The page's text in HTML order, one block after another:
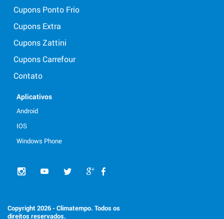
Cupons Ponto Frio
Cupons Extra
Cupons Zattini
Cupons Carrefour
Contato
Aplicativos
Android
IOS
Windows Phone
Copyright 2026 - Climatempo. Todos os
direitos reservados.